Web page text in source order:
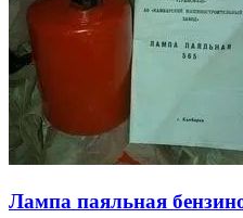
Лампа паяльная